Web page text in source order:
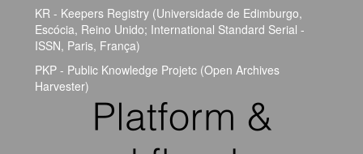
KR - Keepers Registry (Universidade de Edimburgo,
Escócia, Reino Unido; International Standard Serial -
ISSN, Paris, França)
PKP - Public Knowledge Projetc (Open Archives
Harvester)